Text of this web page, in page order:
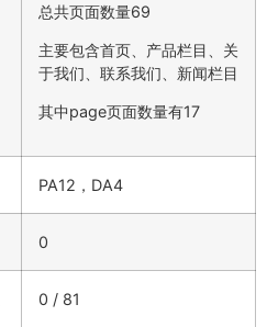
总共页面数量69
主要包含首页、产品栏目、关
于我们、联系我们、新闻栏目
其中page页面数量有17
PA12，DA4
0
0 / 81